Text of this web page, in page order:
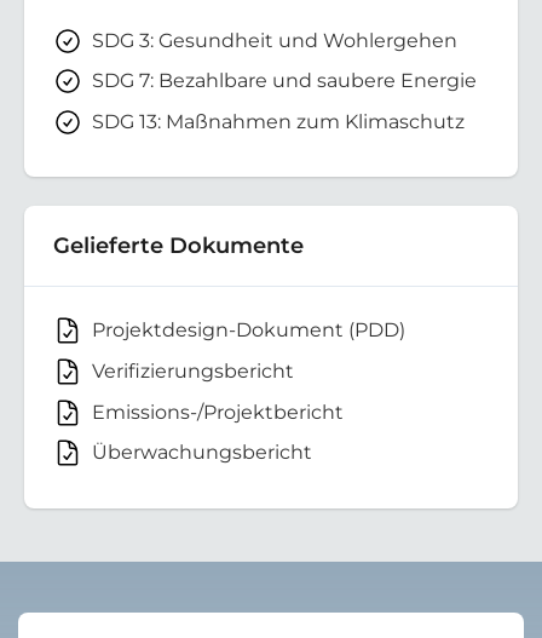
SDG 3: Gesundheit und Wohlergehen
SDG 7: Bezahlbare und saubere Energie
SDG 13: Maßnahmen zum Klimaschutz
Gelieferte Dokumente
Projektdesign-Dokument (PDD)
Verifizierungsbericht
Emissions-/Projektbericht
Überwachungsbericht